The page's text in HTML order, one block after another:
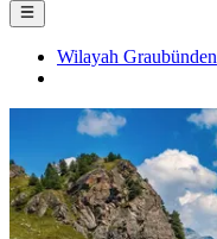
Wilayah Graubünden